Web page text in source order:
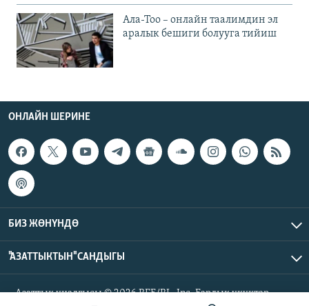
Ала-Тоо – онлайн таалимдин эл
аралык бешиги болууга тийиш
ОНЛАЙН ШЕРИНЕ
БИЗ ЖӨНҮНДӨ
"АЗАТТЫКТЫН" САНДЫГЫ
Азаттык үналгысы © 2026 RFE/RL, Inc. Бардык укуктар